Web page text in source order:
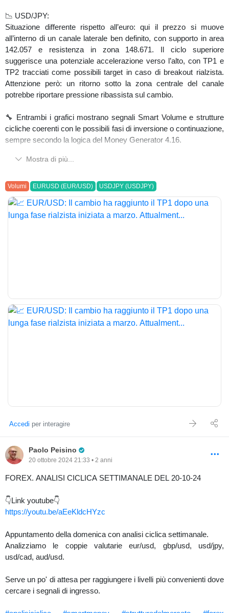
📉 USD/JPY:
Situazione differente rispetto all’euro: qui il prezzo si muove
all’interno di un canale laterale ben definito, con supporto in area
142.057 e resistenza in zona 148.671. Il ciclo superiore
suggerisce una potenziale accelerazione verso l’alto, con TP1 e
TP2 tracciati come possibili target in caso di breakout rialzista.
Attenzione però: un ritorno sotto la zona centrale del canale
potrebbe riportare pressione ribassista sul cambio.
🔧 Entrambi i grafici mostrano segnali Smart Volume e strutture
cicliche coerenti con le possibili fasi di inversione o continuazione,
sempre secondo la logica del Money Generator 4.16.
🎯 Come sempre, attendiamo conferme tecniche e volumi
#tradingview #forextrading #eurusd #usdjpy
#analisiTecnica
#moneygenerator
#smartvolume #tradingitalia
#ciclotrading
#priceaction
#traderlife #mercatifinanziari
#tradingstrategies
Mostra di più...
Volumi EURUSD (EUR/USD) USDJPY (USDJPY)
Accedi per interagire
Paolo Peisino
20 ottobre 2024 21:33 • 2 anni
FOREX. ANALISI CICLICA SETTIMANALE DEL 20-10-24
👇Link youtube👇
https://youtu.be/aEeKldcHYzc
Appuntamento della domenica con analisi ciclica settimanale.
Analizziamo le coppie valutarie eur/usd, gbp/usd, usd/jpy,
usd/cad, aud/usd.
Serve un po' di attesa per raggiungere i livelli più convenienti dove
cercare i segnali di ingresso.